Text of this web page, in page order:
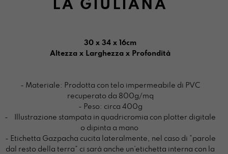
LA GIULIANA
30 x 34 x 16cm
Altezza x Larghezza x Profondità
- Materiale: Prodotta con telo impermeabile di PVC
recuperato da 800g/mq
- Peso: circa 400g
- Illustrazione stampata in quadricromia con plotter digitale
o dipinta a mano
- Etichetta Gazpacha cucita lateralmente, nel caso di “parole
dal resto della terra” ci sarà anche un’etichetta interna con la